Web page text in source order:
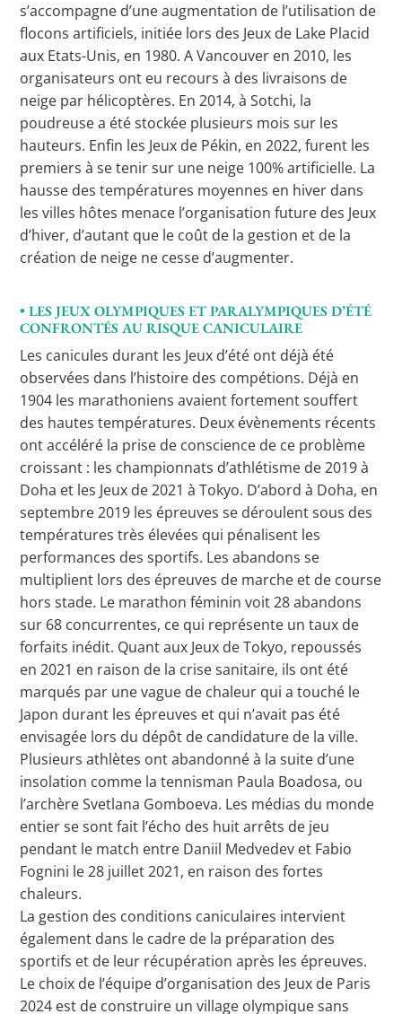
s’accompagne d’une augmentation de l’utilisation de
flocons artificiels, initiée lors des Jeux de Lake Placid
aux Etats-Unis, en 1980. A Vancouver en 2010, les
organisateurs ont eu recours à des livraisons de
neige par hélicoptères. En 2014, à Sotchi, la
poudreuse a été stockée plusieurs mois sur les
hauteurs. Enfin les Jeux de Pékin, en 2022, furent les
premiers à se tenir sur une neige 100% artificielle. La
hausse des températures moyennes en hiver dans
les villes hôtes menace l’organisation future des Jeux
d’hiver, d’autant que le coût de la gestion et de la
création de neige ne cesse d’augmenter.
• LES JEUX OLYMPIQUES ET PARALYMPIQUES D’ÉTÉ
CONFRONTÉS AU RISQUE CANICULAIRE
Les canicules durant les Jeux d’été ont déjà été
observées dans l’histoire des compétions. Déjà en
1904 les marathoniens avaient fortement souffert
des hautes températures. Deux évènements récents
ont accéléré la prise de conscience de ce problème
croissant : les championnats d’athlétisme de 2019 à
Doha et les Jeux de 2021 à Tokyo. D’abord à Doha, en
septembre 2019 les épreuves se déroulent sous des
températures très élevées qui pénalisent les
performances des sportifs. Les abandons se
multiplient lors des épreuves de marche et de course
hors stade. Le marathon féminin voit 28 abandons
sur 68 concurrentes, ce qui représente un taux de
forfaits inédit. Quant aux Jeux de Tokyo, repoussés
en 2021 en raison de la crise sanitaire, ils ont été
marqués par une vague de chaleur qui a touché le
Japon durant les épreuves et qui n’avait pas été
envisagée lors du dépôt de candidature de la ville.
Plusieurs athlètes ont abandonné à la suite d’une
insolation comme la tennisman Paula Boadosa, ou
l’archère Svetlana Gomboeva. Les médias du monde
entier se sont fait l’écho des huit arrêts de jeu
pendant le match entre Daniil Medvedev et Fabio
Fognini le 28 juillet 2021, en raison des fortes
chaleurs.
La gestion des conditions caniculaires intervient
également dans le cadre de la préparation des
sportifs et de leur récupération après les épreuves.
Le choix de l’équipe d’organisation des Jeux de Paris
2024 est de construire un village olympique sans